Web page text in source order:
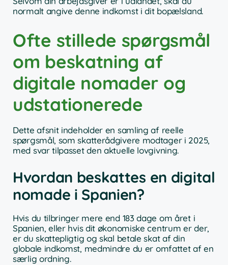
normalt angive denne indkomst i dit bopælsland.
Ofte stillede spørgsmål
om beskatning af
digitale nomader og
udstationerede
Dette afsnit indeholder en samling af reelle
spørgsmål, som skatterådgivere modtager i 2025,
med svar tilpasset den aktuelle lovgivning.
Hvordan beskattes en digital
nomade i Spanien?
Hvis du tilbringer mere end 183 dage om året i
Spanien, eller hvis dit økonomiske centrum er der,
er du skattepligtig og skal betale skat af din
globale indkomst, medmindre du er omfattet af en
særlig ordning.